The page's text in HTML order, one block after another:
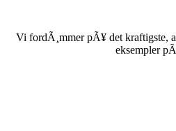
Vi fordÃ¸mmer pÃ¥ det kraftigste,
eksempler